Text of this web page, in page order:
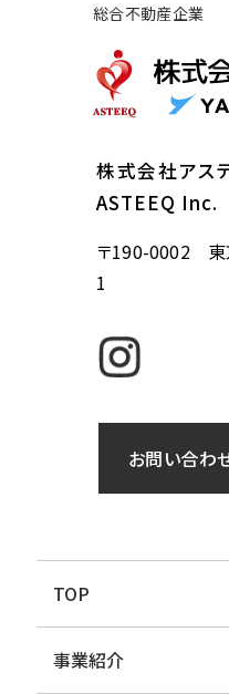
総合不動産企業
株式会社アス
ASTEEQ Inc.
〒190-0002 東
1
TOP
事業紹介
お問い合わ